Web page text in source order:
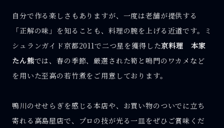
自分で作る楽しさもありますが、一度は老舗が提供する
「正解の味」を知ることも、料理の腕を上げる近道です。ミ
シュランガイド京都2011で二つ星を獲得した京料理 本家
たん熊では、春の季節、厳選された筍と鳴門のワカメなど
を用いた至高の若竹煮をご用意しております。
鴨川のせせらぎを感じる本店や、お買い物のついでに立ち
寄れる高島屋店で、プロの技が光る一皿をぜひご賞味くだ